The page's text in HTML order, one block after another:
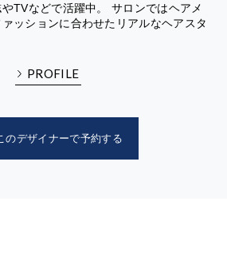
TVなどで活躍中。 サロンではヘアメ
ッションに合わせたリアルなヘアスタ
PROFILE
のデザイナーで予約する